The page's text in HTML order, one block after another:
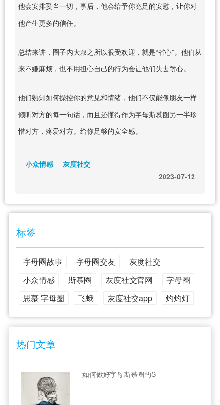
他会安排妥当一切，事后，他会给予你充足的安慰，让你对
他产生更多的信任。
总结来讲，圈子内大叔之所以很受欢迎，就是“省心”。他们从
来不嫌麻烦，也不用担心自己的行为会让他们失去耐心。
他们熟知如何操控你的意见和情绪，他们不仅能像朋友一样
倾听对方的每一句话，而且还懂得作为字母斯慕圈另一半珍
惜对方，疼爱对方。给你足够的安全感。
小众情感
灰度社交
2023-07-12
标签
字母圈故事 字母圈交友
灰度社交
小众情感
斯慕圈 灰度社交官网
字母圈
思慕 字母圈
飞蛾 灰度社交app 灼灼灯
热门文章
如何做好字母斯慕圈的S